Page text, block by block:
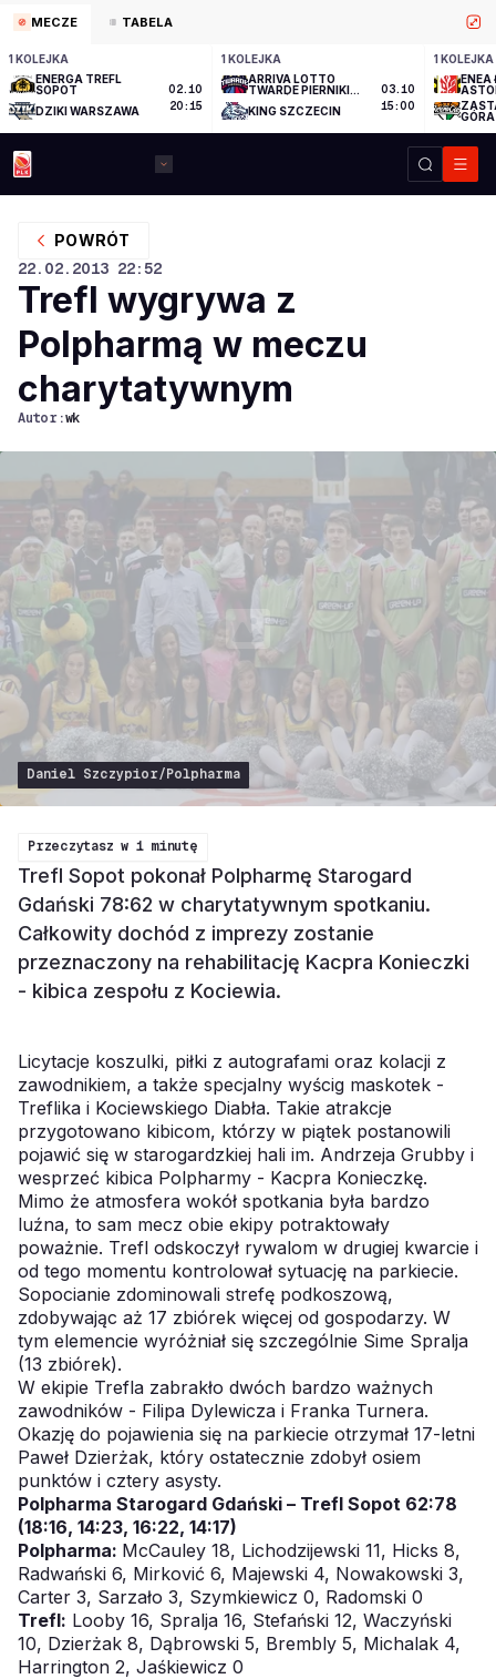
MECZE TABELA
1 KOLEJKA
ENERGA TREFL
SOPOT
DZIKI WARSZAWA
02.10
20:15
1 KOLEJKA
ARRIVA LOTTO
TWARDE PIERNIKI
KING SZCZECIN
03.10
15:00
1 KOLEJKA
ENEA
GÓRA
POWRÓT
22.02.2013 22:52
Trefl wygrywa z
Polpharmą w meczu
charytatywnym
Autor:wk
Daniel Szczypior/Polpharma
Przeczytasz w 1 minutę
Trefl Sopot pokonał Polpharmę Starogard
Gdański 78:62 w charytatywnym spotkaniu.
Całkowity dochód z imprezy zostanie
przeznaczony na rehabilitację Kacpra Konieczki
- kibica zespołu z Kociewia.
Licytacje koszulki, piłki z autografami oraz kolacji z
zawodnikiem, a także specjalny wyścig maskotek -
Treflika i Kociewskiego Diabła. Takie atrakcje
przygotowano kibicom, którzy w piątek postanowili
pojawić się w starogardzkiej hali im. Andrzeja Grubby i
wesprzeć kibica Polpharmy - Kacpra Konieczkę.
Mimo że atmosfera wokół spotkania była bardzo
luźna, to sam mecz obie ekipy potraktowały
poważnie. Trefl odskoczył rywalom w drugiej kwarcie i
od tego momentu kontrolował sytuację na parkiecie.
Sopocianie zdominowali strefę podkoszową,
zdobywając aż 17 zbiórek więcej od gospodarzy. W
tym elemencie wyróżniał się szczególnie Sime Spralja
(13 zbiórek).
W ekipie Trefla zabrakło dwóch bardzo ważnych
zawodników - Filipa Dylewicza i Franka Turnera.
Okazję do pojawienia się na parkiecie otrzymał 17-letni
Paweł Dzierżak, który ostatecznie zdobył osiem
punktów i cztery asysty.
Polpharma Starogard Gdański – Trefl Sopot 62:78
(18:16, 14:23, 16:22, 14:17)
Polpharma: McCauley 18, Lichodzijewski 11, Hicks 8,
Radwański 6, Mirković 6, Majewski 4, Nowakowski 3,
Carter 3, Sarzało 3, Szymkiewicz 0, Radomski 0
Trefl: Looby 16, Spralja 16, Stefański 12, Waczyński
10, Dzierżak 8, Dąbrowski 5, Brembly 5, Michalak 4,
Harrington 2, Jaśkiewicz 0